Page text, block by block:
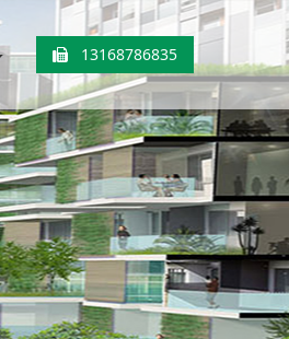
13168786835